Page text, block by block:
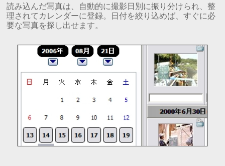
読み込んだ写真は、自動的に撮影日別に振り分けられ、整
理されてカレンダーに登録。日付を絞り込めば、すぐに必
要な写真を探し出せます。